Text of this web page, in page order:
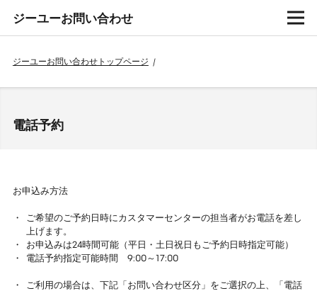
ジーユーお問い合わせ
ジーユーお問い合わせトップページ /
電話予約
お申込み方法
ご希望のご予約日時にカスタマーセンターの担当者がお電話を差し
上げます。
お申込みは24時間可能（平日・土日祝日もご予約日時指定可能）
電話予約指定可能時間 9:00～17:00
ご利用の場合は、下記「お問い合わせ区分」をご選択の上、「電話